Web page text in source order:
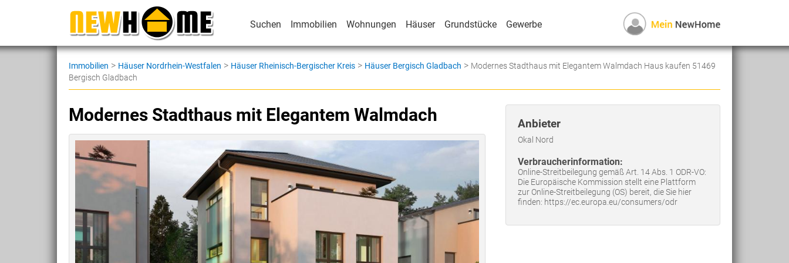
Suchen Immobilien Wohnungen Häuser Grundstücke Gewerbe
Immobilien > Häuser Nordrhein-Westfalen > Häuser Rheinisch-Bergischer Kreis > Häuser Bergisch Gladbach > Modernes Stadthaus mit Elegantem Walmdach Haus kaufen 51469
Bergisch Gladbach
Modernes Stadthaus mit Elegantem Walmdach Anbieter
Okal Nord
Verbraucherinformation:
Online-Streitbeilegung gemäß Art. 14 Abs. 1 ODR-VO:
Die Europäische Kommission stellt eine Plattform
zur Online-Streitbeilegung (OS) bereit, die Sie hier
finden: https://ec.europa.eu/consumers/odr